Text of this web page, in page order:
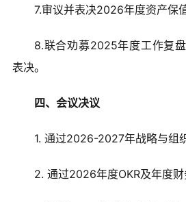
7.审议并表决2026年度资产保
8.联合劝募2025年度工作复
表决。
四、会议决议
1. 通过2026-2027年战略与组
2. 通过2026年度OKR及年度财